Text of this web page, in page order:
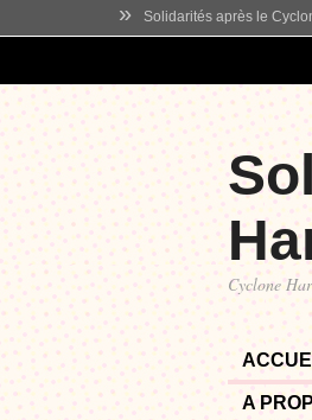
» Solidarités après le
Cyclone
A